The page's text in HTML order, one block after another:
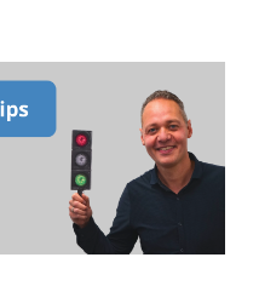
daarvan. Zo heb
plan, maar kun je ook
dat je dit gaat